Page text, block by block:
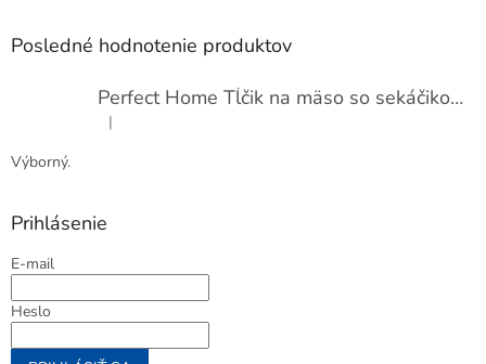
Posledné hodnotenie produktov
Perfect Home Tĺčik na mäso so sekáčikom, 56893
Hodnotenie produktu je 5 z 5 hviezdičiek.
|
Výborný.
Prihlásenie
E-mail
Heslo